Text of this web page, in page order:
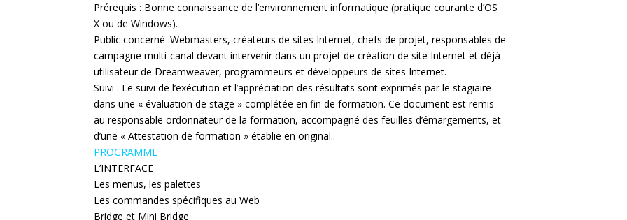
Prérequis : Bonne connaissance de l’environnement informatique (pratique courante d’OS
X ou de Windows).
Public concerné :Webmasters, créateurs de sites Internet, chefs de projet, responsables de
campagne multi-canal devant intervenir dans un projet de création de site Internet et déjà
utilisateur de Dreamweaver, programmeurs et développeurs de sites Internet.
Suivi : Le suivi de l’exécution et l’appréciation des résultats sont exprimés par le stagiaire
dans une « évaluation de stage » complétée en fin de formation. Ce document est remis
au responsable ordonnateur de la formation, accompagné des feuilles d’émargements, et
d’une « Attestation de formation » établie en original..
PROGRAMME
L’INTERFACE
Les menus, les palettes
Les commandes spécifiques au Web
Bridge et Mini Bridge